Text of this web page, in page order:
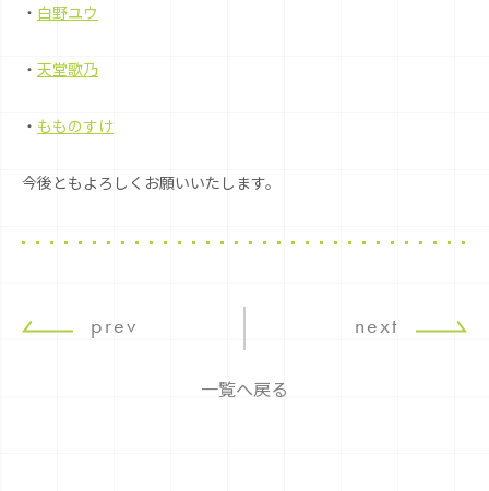
・ 白野ユウ
・ 天堂歌乃
・ もものすけ
今後ともよろしくお願いいたします。
prev
一覧へ戻る
next